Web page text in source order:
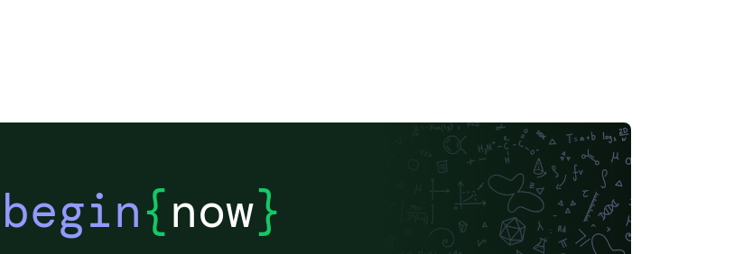
度，隧放弃。 在使用此模板进行学位论文撰写
时，只需根据《指导意见》在相应章节填写具体
{now}